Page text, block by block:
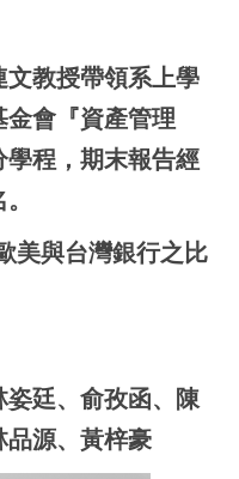
教授帶領系上學
會『資產管理
學程，期末報告經
美與台灣銀行之比
廷、俞孜函、陳
品源、黃梓豪